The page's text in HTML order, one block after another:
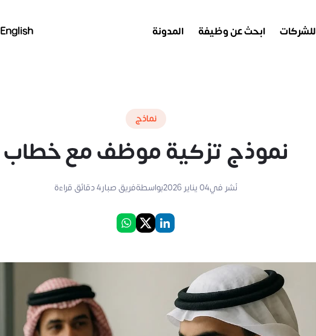
للشركات ابحث عن وظيفة المدونة English
نماذج
نموذج تزكية موظف مع خطاب
نُشر في04 يناير 2026 بواسطةفريق صبار4دقائق قراءة